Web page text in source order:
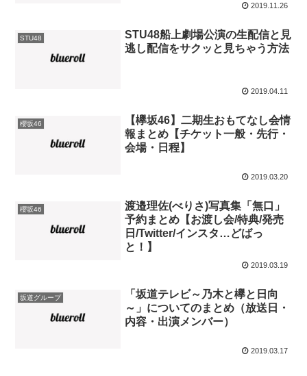
2019.11.26
STU48
STU48船上劇場公演の生配信と見
逃し配信をサクッと見ちゃう方法
2019.04.11
櫻坂46
【欅坂46】二期生おもてなし会情
報まとめ【チケット一般・先行・
会場・日程】
2019.03.20
櫻坂46
渡邉理佐(べりさ)写真集「無口」
予約まとめ【お渡し会/特典/発売
日/Twitter/インスタ…どばっ
と！】
2019.03.19
坂道グループ
「坂道テレビ～乃木と欅と日向
～」についてのまとめ（放送日・
内容・出演メンバー）
2019.03.17